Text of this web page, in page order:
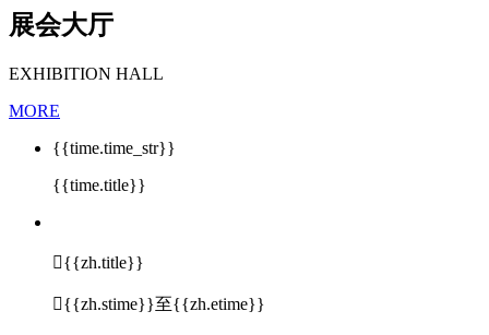
展会大厅
EXHIBITION HALL
MORE
{{time.time_str}}
{{time.title}}
{{zh.title}}
{{zh.stime}}至{{zh.etime}}